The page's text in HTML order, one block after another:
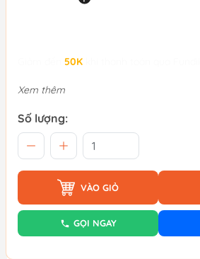
50K
Xem thêm
Số lượng:
VÀO GIỎ
GỌI NGAY